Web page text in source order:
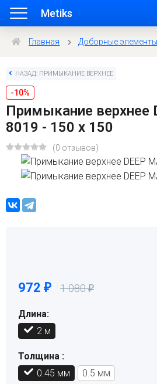
Metiks
Главная Доборные элементы
НАЗАД: ПРИМЫКАНИЕ ВЕРХНЕЕ
-10%
Примыкание верхнее
8019 - 150 х 150
(0 отзывов)
972 ₽ 1 080₽
Длина:
2 м
Толщина :
0.45 мм
0.5 мм